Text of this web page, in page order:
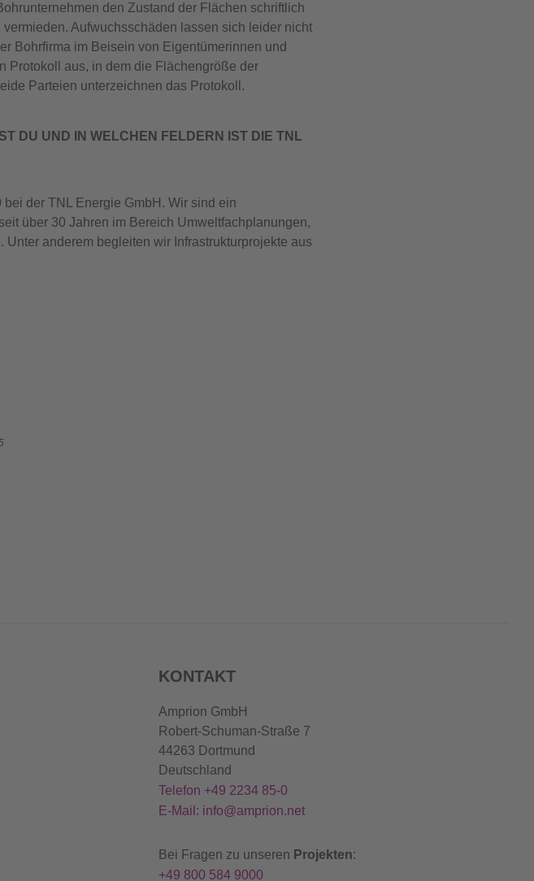
den Zustand der Flächen schriftlich
Aufwuchsschäden lassen sich leider nicht
Bohrfirma im Beisein von Eigentümerinnen und
Protokoll aus, in dem die Flächengröße der
Parteien unterzeichnen das Protokoll.
DU UND IN WELCHEN FELDERN IST DIE TNL
der TNL Energie GmbH. Wir sind ein
über 30 Jahren im Bereich Umweltfachplanungen,
anderem begleiten wir Infrastrukturprojekte aus
KONTAKT
Amprion GmbH
Robert-Schuman-Straße 7
44263 Dortmund
Deutschland
Telefon +49 2234 85-0
E-Mail: info@amprion.net
Bei Fragen zu unseren Projekten:
+49 800 584 9000